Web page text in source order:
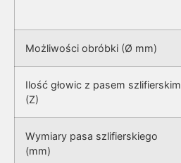
Możliwości obróbki (Ø mm)
Ilość głowic z pasem szlifierskim
(Z)
Wymiary pasa szlifierskiego
(mm)